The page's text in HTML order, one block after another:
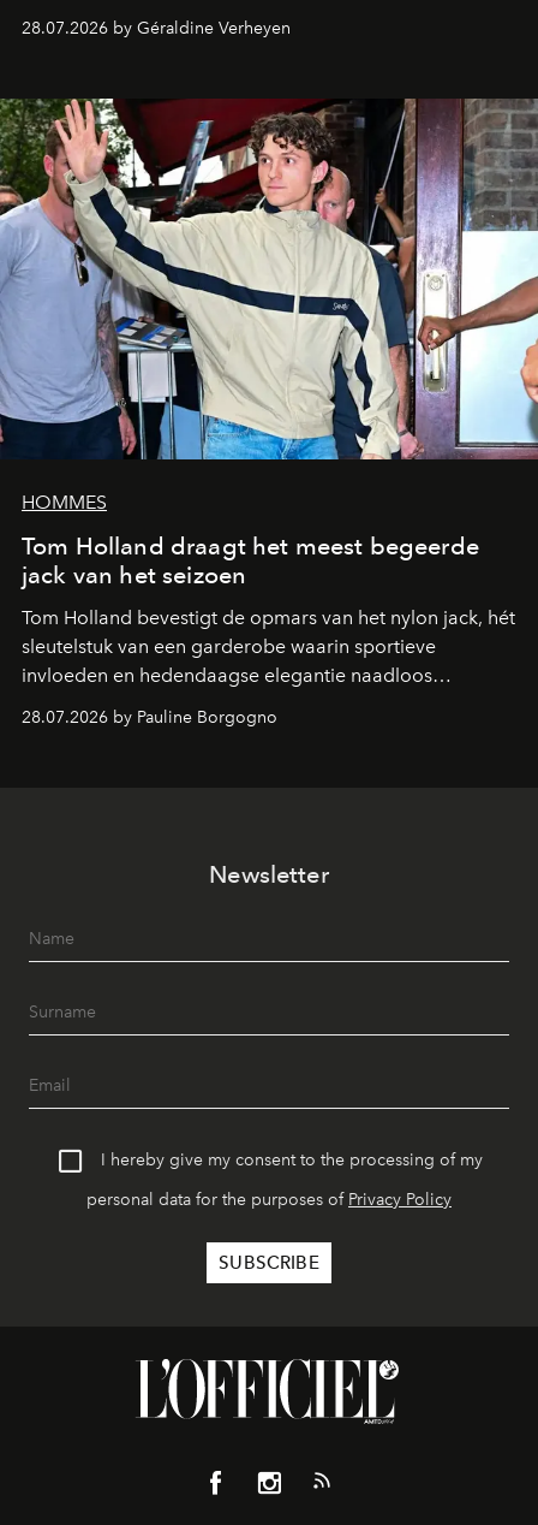
28.07.2026 by Géraldine Verheyen
HOMMES
Tom Holland draagt het meest begeerde
jack van het seizoen
Tom Holland bevestigt de opmars van het nylon jack, hét
sleutelstuk van een garderobe waarin sportieve
invloeden en hedendaagse elegantie naadloos
samenkomen.
28.07.2026 by Pauline Borgogno
Newsletter
I hereby give my consent to the processing of my
personal data for the purposes of Privacy Policy